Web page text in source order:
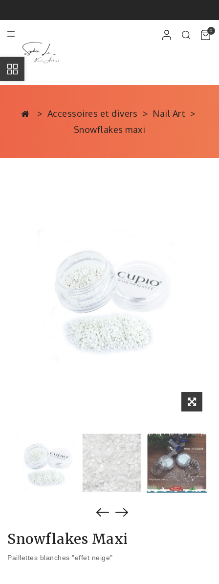
0
Accessoires et divers
Nail Art
Snowflakes maxi
Snowflakes Maxi
Paillettes blanches "effet neige"